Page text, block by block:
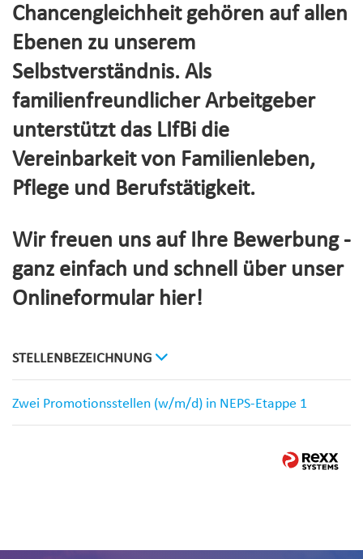
Chancengleichheit gehören auf allen
Ebenen zu unserem
Selbstverständnis. Als
familienfreundlicher Arbeitgeber
unterstützt das LIfBi die
Vereinbarkeit von Familienleben,
Pflege und Berufstätigkeit.
Wir freuen uns auf Ihre Bewerbung -
ganz einfach und schnell über unser
Onlineformular hier!
STELLENBEZEICHNUNG
Zwei Promotionsstellen (w/m/d) in NEPS-Etappe 1